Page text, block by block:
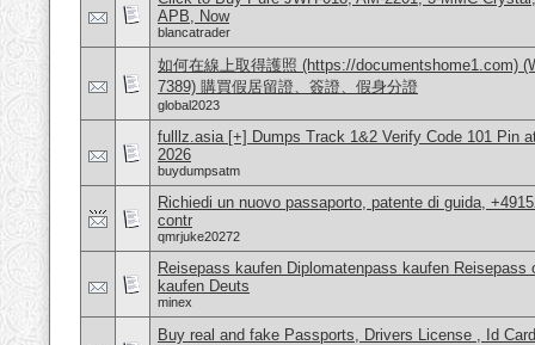
APB, Now
blancatrader
如何在線上取得護照 (https://documentshome1.com)
7389) 購買假居留證、簽證、假身分證
global2023
fulllz.asia [+] Dumps Track 1&2 Verify Code 101 Pin
2026
buydumpsatm
Richiedi un nuovo passaporto, patente di guida,
contr
qmrjuke20272
Reisepass kaufen Diplomatenpass kaufen Reisepass
kaufen Deuts
minex
Buy real and fake Passports, Drivers License , Id